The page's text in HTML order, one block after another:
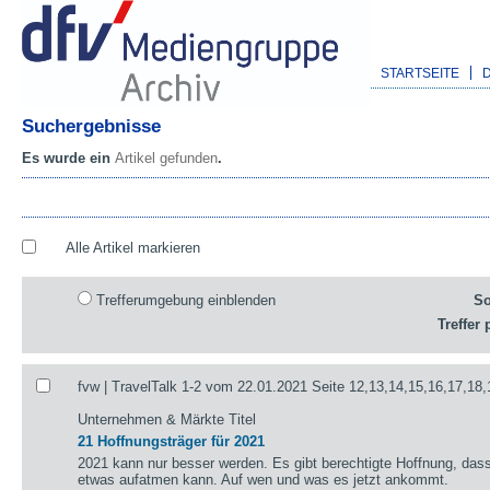
STARTSEITE
Suchergebnisse
Es wurde ein Artikel gefunden.
Alle Artikel markieren
Trefferumgebung einblenden
Treffer
fvw | TravelTalk 1-2 vom 22.01.2021 Seite
Unternehmen & Märkte Titel
21 Hoffnungsträger für 2021
2021 kann nur besser werden. Es gibt berechtigte Hoffnung,
etwas aufatmen kann. Auf wen und was es jetzt ankommt.